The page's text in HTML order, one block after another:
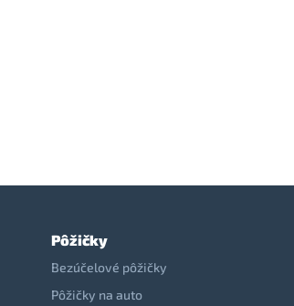
Pôžičky
Bezúčelové pôžičky
Pôžičky na auto